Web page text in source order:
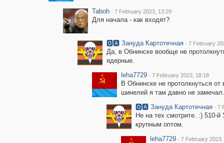
Taboh · 7 February 2023, 13:29
Для начала - как входят?
🅾🅰 Зануда Картотечная · 7 February
Да, в Обнинске вообще не
ядерные.
leha7729 · 7 February 2023, 18:18
В Обнинске не протолкнуться
шинелей я там давно не замечал.
🅾🅰 Зануда Картотечная · 7
Не на тех смотрите. :) 510-
крупным оптом.
leha7729 · 7 February 2023,